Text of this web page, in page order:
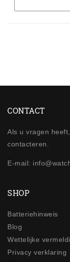
CONTACT
Als u vragen
contacteren.
E-mail:
SHOP
Batteriehinweis
Blog
Wettelijke
Privacy verklaring